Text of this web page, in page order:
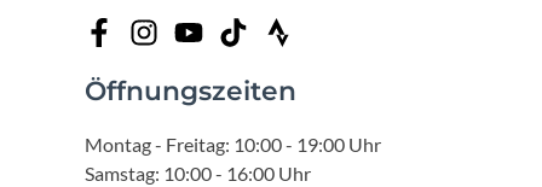
Öffnungszeiten
Montag - Freitag: 10:00 - 19:00 Uhr
Samstag: 10:00 - 16:00 Uhr